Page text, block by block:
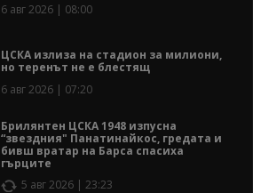
6 авг 2026 | 08:00
ЦСКА излиза на стадион за милиони,
но теренът не е блестящ
6 авг 2026 | 07:20
Брилянтен ЦСКА 1948 изпусна
“звездния" Панатинайкос, гредата и
бивш вратар на Барса спасиха
гърците
5 авг 2026 | 23:23